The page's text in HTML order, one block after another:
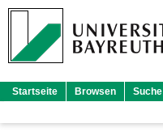
Startseite Browsen Suche